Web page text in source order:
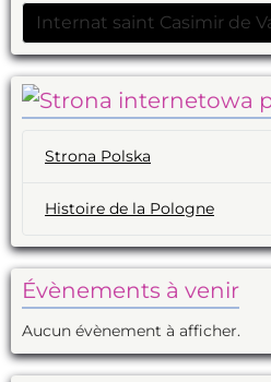
Strona Polska
Histoire de la Pologne
Évènements à venir
Aucun évènement à afficher.